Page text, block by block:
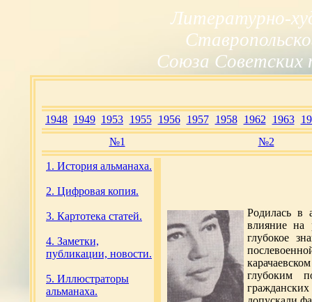
Литературно-
Союза Советских
1948 1949 1953 1955 1956 1957 1958 1962 1963
№1
№2
1. История альманаха.
2. Цифровая копия.
3. Картотека статей.
4. Заметки,
публикации, новости.
5. Иллюстраторы
альманаха.
Родилась в
влияние на
глубокое
глубоким